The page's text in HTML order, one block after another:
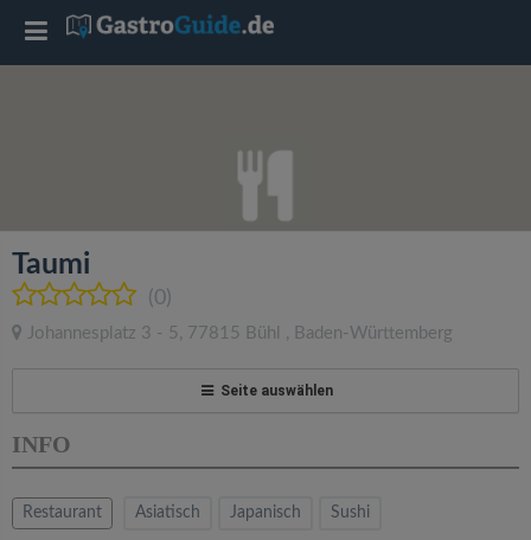
Taumi
(0)
Johannesplatz 3 - 5 , 77815 Bühl , Baden-Württemberg
Seite auswählen
INFO
Restaurant Asiatisch Japanisch Sushi
T
l
e
a
v